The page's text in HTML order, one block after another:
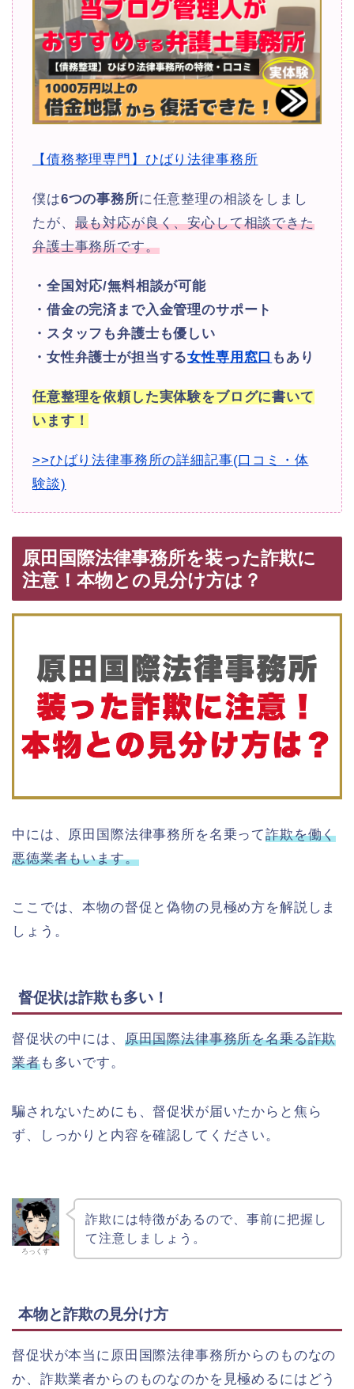
【債務整理専門】ひばり法律事務所
僕は6つの事務所に任意整理の相談をしまし
たが、 最も対応が良く、安心して相談できた
弁護士事務所です。
・全国対応/無料相談が可能
・借金の完済まで入金管理のサポート
・スタッフも弁護士も優しい
・女性弁護士が担当する女性専用窓口 もあり
任意整理を依頼した実体験をブログに書いて
います！
>>ひばり法律事務所の詳細記事(口コミ・体
験談)
原田国際法律事務所を装った詐欺に
注意！本物との見分け方は？
中には、原田国際法律事務所を名乗って詐欺を働く
悪徳業者もいます。
ここでは、本物の督促と偽物の見極め方を解説しま
しょう。
督促状は詐欺も多い！
督促状の中には、 原田国際法律事務所を名乗る詐欺
業者も多いです。
騙されないためにも、督促状が届いたからと焦ら
ず、しっかりと内容を確認してください。
ろっくす
詐欺には特徴があるので、事前に把握し
て注意しましょう。
本物と詐欺の見分け方
督促状が本当に原田国際法律事務所からのものなの
か、詐欺業者からのものなのかを見極めるにはどう